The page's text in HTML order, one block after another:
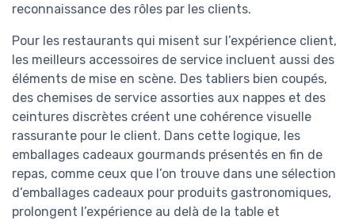
reconnaissance des rôles par les clients.
Pour les restaurants qui misent sur l’expérience client,
les meilleurs accessoires de service incluent aussi des
éléments de mise en scène. Des tabliers bien coupés,
des chemises de service assorties aux nappes et des
ceintures discrètes créent une cohérence visuelle
rassurante pour le client. Dans cette logique, les
emballages cadeaux gourmands présentés en fin de
repas, comme ceux que l’on trouve dans une sélection
d’emballages cadeaux pour produits gastronomiques,
prolongent l’expérience au delà de la table et